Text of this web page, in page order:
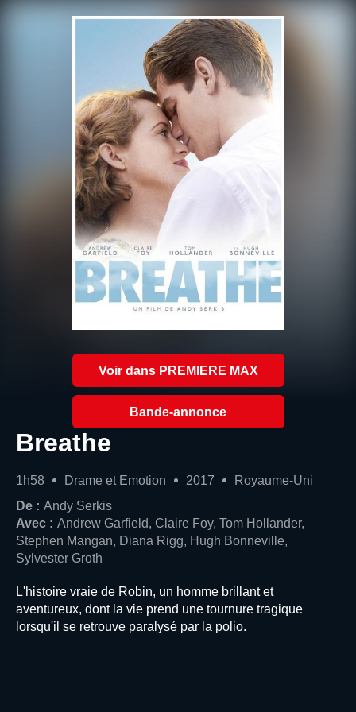
Voir dans PREMIERE MAX
Bande-annonce
Breathe
1h58 Drame et Emotion 2017
Royaume-Uni
De : Andy Serkis
Avec : Andrew Garfield, Claire Foy, Tom Hollander,
Stephen Mangan, Diana Rigg, Hugh Bonneville,
Sylvester Groth
L'histoire vraie de Robin, un homme brillant et
aventureux, dont la vie prend une tournure tragique
lorsqu'il se retrouve paralysé par la polio.